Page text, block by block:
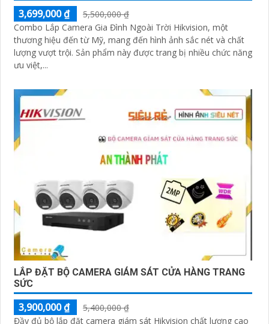
3,699,000 ₫
5,500,000 ₫
Combo Lắp Camera Gia Đình Ngoài Trời Hikvision, một
thương hiệu đến từ Mỹ, mang đến hình ảnh sắc nét và chất
lượng vượt trội. Sản phẩm này được trang bị nhiều chức năng
ưu việt,...
LẮP ĐẶT BỘ CAMERA GIÁM SÁT CỬA HÀNG TRANG
SỨC
3,900,000 ₫
5,400,000 ₫
Đầy đủ bộ lắp đặt camera giám sát Hikvision chất lượng cao